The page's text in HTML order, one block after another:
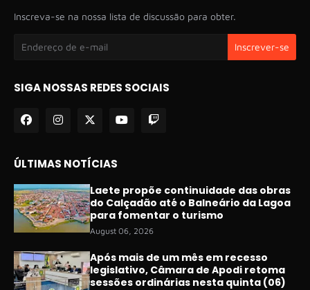
Inscreva-se na nossa lista de discussão para obter.
SIGA NOSSAS REDES SOCIAIS
ÚLTIMAS NOTÍCIAS
Laete propõe continuidade das obras
do Calçadão até o Balneário da Lagoa
para fomentar o turismo
August 06, 2026
Após mais de um mês em recesso
legislativo, Câmara de Apodi retoma
sessões ordinárias nesta quinta (06)